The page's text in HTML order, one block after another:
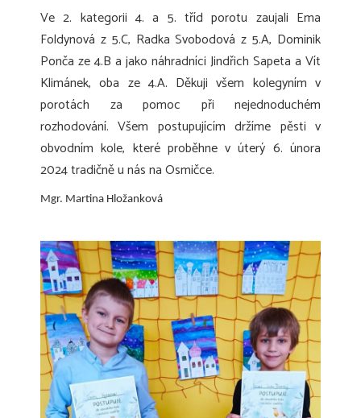
Ve 2. kategorii 4. a 5. tříd porotu zaujali Ema
Foldynová z 5.C, Radka Svobodová z 5.A, Dominik
Ponča ze 4.B a jako náhradníci Jindřich Sapeta a Vít
Klimánek, oba ze 4.A. Děkuji všem kolegyním v
porotách za pomoc při nejednoduchém
rozhodování. Všem postupujícím držíme pěsti v
obvodním kole, které proběhne v úterý 6. února
2024 tradičně u nás na Osmičce.
Mgr. Martina Hložanková